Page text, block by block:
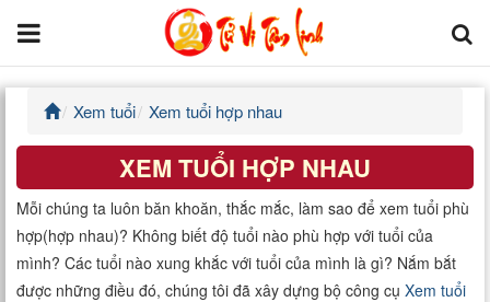
Trang chủ
Tử Vi Đẩu Số
Tử Vi 12 Con Giáp
Phong thủy
Xem tuổi Xem tuổi hợp nhau
XEM TUỔI HỢP NHAU
Mỗi chúng ta luôn băn khoăn, thắc mắc, làm sao để xem tuổi phù
hợp(hợp nhau)? Không biết độ tuổi nào phù hợp với tuổi của
mình? Các tuổi nào xung khắc với tuổi của mình là gì? Nắm bắt
được những điều đó, chúng tôi đã xây dựng bộ công cụ Xem tuổi